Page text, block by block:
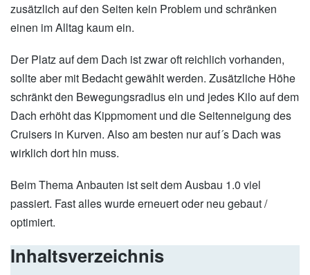
zusätzlich auf den Seiten kein Problem und schränken
einen im Alltag kaum ein.
Der Platz auf dem Dach ist zwar oft reichlich vorhanden,
sollte aber mit Bedacht gewählt werden. Zusätzliche Höhe
schränkt den Bewegungsradius ein und jedes Kilo auf dem
Dach erhöht das Kippmoment und die Seitenneigung des
Cruisers in Kurven. Also am besten nur auf´s Dach was
wirklich dort hin muss.
Beim Thema Anbauten ist seit dem Ausbau 1.0 viel
passiert. Fast alles wurde erneuert oder neu gebaut /
optimiert.
Inhaltsverzeichnis